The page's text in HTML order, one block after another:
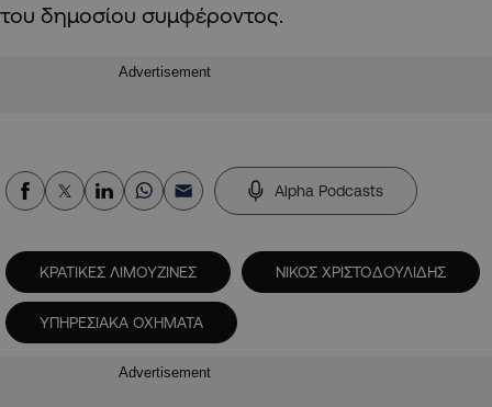
του δημοσίου συμφέροντος.
Advertisement
Alpha Podcasts
ΚΡΑΤΙΚΕΣ ΛΙΜΟΥΖΙΝΕΣ ΝΙΚΟΣ ΧΡΙΣΤΟΔΟΥΛΙΔΗΣ
ΥΠΗΡΕΣΙΑΚΑ ΟΧΗΜΑΤΑ
Advertisement